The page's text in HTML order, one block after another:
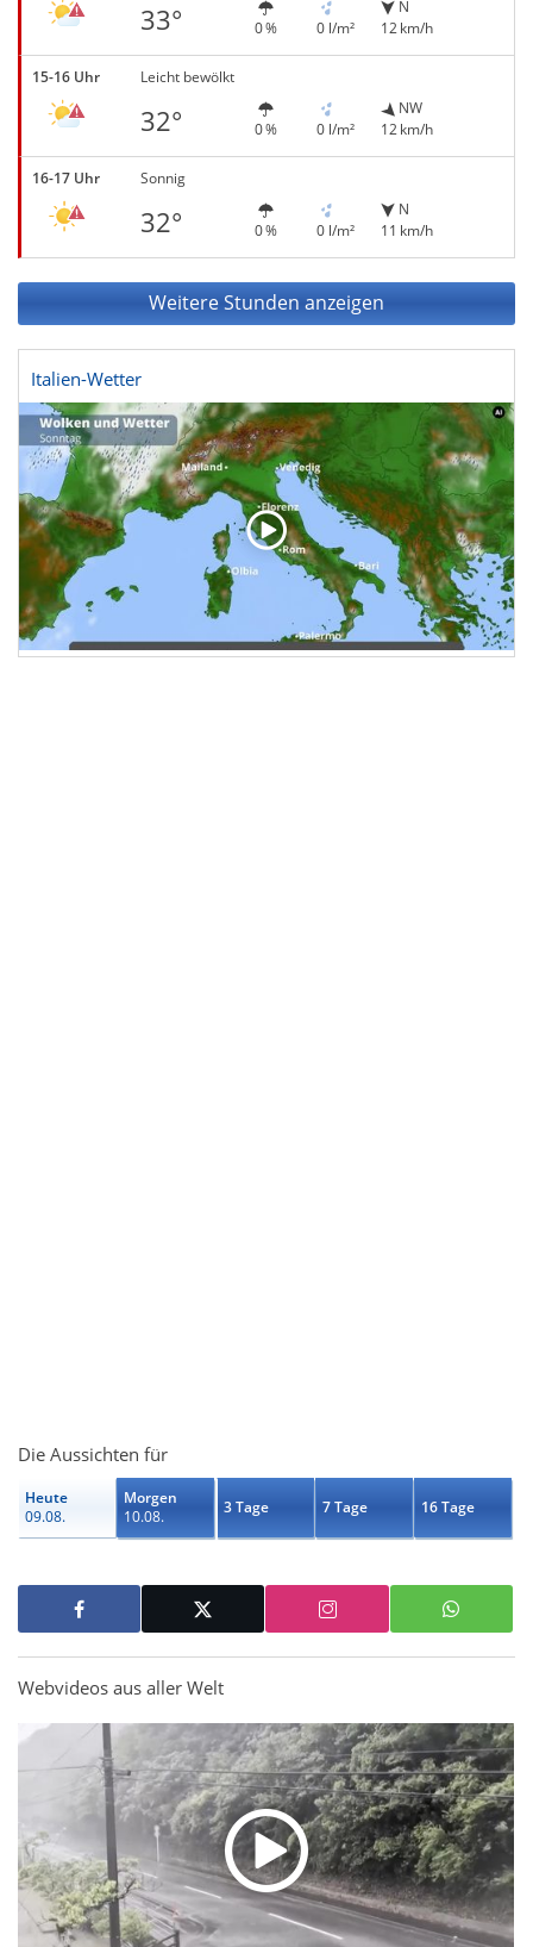
33° 0 % 0 l/m²
N
12 km/h
15-16 Uhr Leicht bewölkt
32° 0 % 0 l/m²
NW
12 km/h
16-17 Uhr Sonnig
32° 0 % 0 l/m²
N
11 km/h
Weitere Stunden anzeigen
Italien-Wetter
Die Aussichten für
Heute
09.08.
Morgen
10.08.
3 Tage 7 Tage 16 Tage
Webvideos aus aller Welt